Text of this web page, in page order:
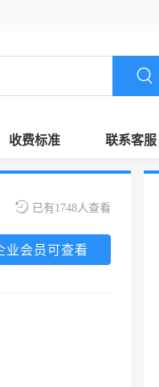
收费标准 联系客服
已有1748人查看
业会员可查看